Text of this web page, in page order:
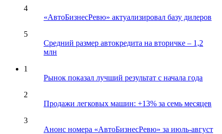
4
«АвтоБизнесРевю» актуализировал базу дилеров
5
Средний размер автокредита на вторичке – 1,2
млн
1
Рынок показал лучший результат с начала года
2
Продажи легковых машин: +13% за семь месяцев
3
Анонс номера «АвтоБизнесРевю» за июль-август